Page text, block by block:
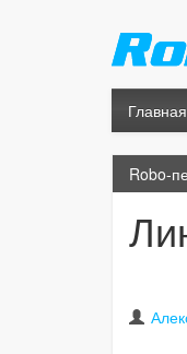
Главная
Robo-